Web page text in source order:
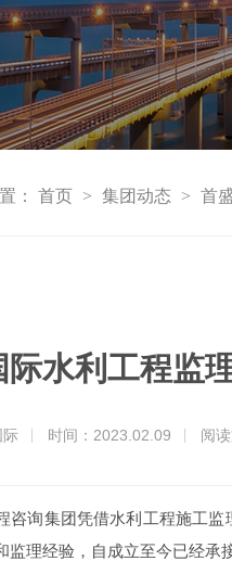
： 首页 > 集团动态 > 首
际水利工程监
际 时间：2023.02.09 阅
咨询集团凭借水利工程施工
监理经验，自成立至今已经承